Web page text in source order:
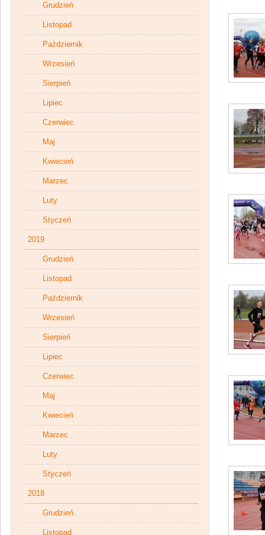
Grudzień
Listopad
Październik
Wrzesień
Sierpień
Lipiec
Czerwiec
Maj
Kwiecień
Marzec
Luty
Styczeń
2019
Grudzień
Listopad
Październik
Wrzesień
Sierpień
Lipiec
Czerwiec
Maj
Kwiecień
Marzec
Luty
Styczeń
2018
Grudzień
Listopad